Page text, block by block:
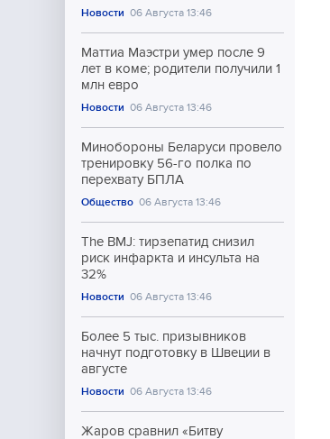
Новости 06 Августа 13:46
Маттиа Маэстри умер после 9
лет в коме; родители получили 1
млн евро
Новости 06 Августа 13:46
Минобороны Беларуси провело
тренировку 56-го полка по
перехвату БПЛА
Общество 06 Августа 13:46
The BMJ: тирзепатид снизил
риск инфаркта и инсульта на
32%
Новости 06 Августа 13:46
Более 5 тыс. призывников
начнут подготовку в Швеции в
августе
Новости 06 Августа 13:46
Жаров сравнил «Битву